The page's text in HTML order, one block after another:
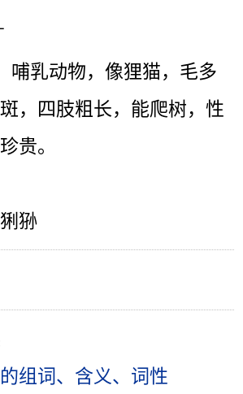
哺乳动物，像狸猫，毛多
，四肢粗长，能爬树，性
贵。
狲
组词、含义、词性